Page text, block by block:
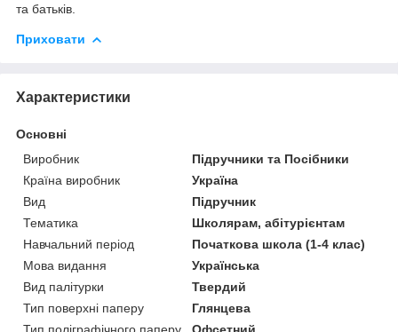
та батьків.
Приховати
Характеристики
Основні
Виробник
Підручники та Посібники
Країна виробник
Україна
Вид
Підручник
Тематика
Школярам, абітурієнтам
Навчальний період
Початкова школа (1-4 клас)
Мова видання
Українська
Вид палітурки
Твердий
Тип поверхні паперу
Глянцева
Тип поліграфічного паперу
Офсетний